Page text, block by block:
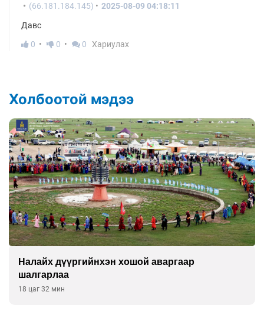
(66.181.184.145) 2025-08-09 04:18:11
Давс
0
0 0 Хариулах
Холбоотой мэдээ
Налайх дүүргийнхэн хошой аваргаар
шалгарлаа
18 цаг 32 мин